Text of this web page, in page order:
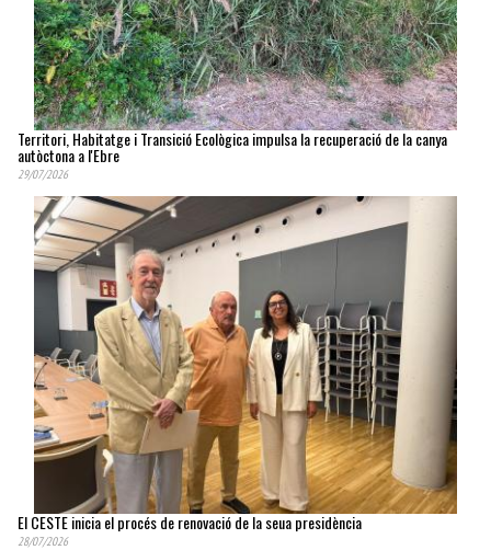
Territori, Habitatge i Transició Ecològica impulsa la recuperació de la canya
autòctona a l'Ebre
29/07/2026
El CESTE inicia el procés de renovació de la seua presidència
28/07/2026